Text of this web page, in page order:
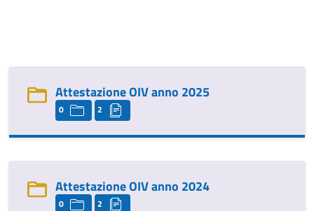
Attestazione OIV anno 2025
0 2
Attestazione OIV anno 2024
0 2